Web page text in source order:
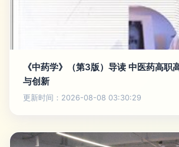
《中药学》（第3版）导读 中医药高职
与创新
更新时间：2026-08-08 03:30:29